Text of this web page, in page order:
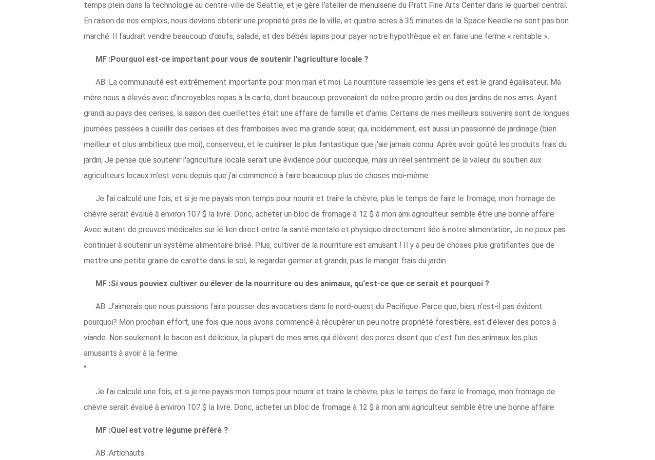
temps plein dans la technologie au centre-ville de Seattle, et je gère l'atelier de menuiserie du Pratt Fine Arts Center dans le quartier central.
En raison de nos emplois, nous devions obtenir une propriété près de la ville, et quatre acres à 35 minutes de la Space Needle ne sont pas bon
marché. Il faudrait vendre beaucoup d'œufs, salade, et des bébés lapins pour payer notre hypothèque et en faire une ferme « rentable ».
MF :Pourquoi est-ce important pour vous de soutenir l'agriculture locale ?
AB :La communauté est extrêmement importante pour mon mari et moi. La nourriture rassemble les gens et est le grand égalisateur. Ma
mère nous a élevés avec d'incroyables repas à la carte, dont beaucoup provenaient de notre propre jardin ou des jardins de nos amis. Ayant
grandi au pays des cerises, la saison des cueillettes était une affaire de famille et d'amis. Certains de mes meilleurs souvenirs sont de longues
journées passées à cueillir des cerises et des framboises avec ma grande sœur, qui, incidemment, est aussi un passionné de jardinage (bien
meilleur et plus ambitieux que moi), conserveur, et le cuisinier le plus fantastique que j'aie jamais connu. Après avoir goûté les produits frais du
jardin, Je pense que soutenir l'agriculture locale serait une évidence pour quiconque, mais un réel sentiment de la valeur du soutien aux
agriculteurs locaux m'est venu depuis que j'ai commencé à faire beaucoup plus de choses moi-même.
Je l'ai calculé une fois, et si je me payais mon temps pour nourrir et traire la chèvre, plus le temps de faire le fromage, mon fromage de
chèvre serait évalué à environ 107 $ la livre. Donc, acheter un bloc de fromage à 12 $ à mon ami agriculteur semble être une bonne affaire.
Avec autant de preuves médicales sur le lien direct entre la santé mentale et physique directement liée à notre alimentation, Je ne peux pas
continuer à soutenir un système alimentaire brisé. Plus, cultiver de la nourriture est amusant ! Il y a peu de choses plus gratifiantes que de
mettre une petite graine de carotte dans le sol, le regarder germer et grandir, puis le manger frais du jardin.
MF :Si vous pouviez cultiver ou élever de la nourriture ou des animaux, qu'est-ce que ce serait et pourquoi ?
AB :J'aimerais que nous puissions faire pousser des avocatiers dans le nord-ouest du Pacifique. Parce que, bien, n'est-il pas évident
pourquoi? Mon prochain effort, une fois que nous avons commencé à récupérer un peu notre propriété forestière, est d'élever des porcs à
viande. Non seulement le bacon est délicieux, la plupart de mes amis qui élèvent des porcs disent que c'est l'un des animaux les plus
amusants à avoir à la ferme.
"
Je l'ai calculé une fois, et si je me payais mon temps pour nourrir et traire la chèvre, plus le temps de faire le fromage, mon fromage de
chèvre serait évalué à environ 107 $ la livre. Donc, acheter un bloc de fromage à 12 $ à mon ami agriculteur semble être une bonne affaire.
MF :Quel est votre légume préféré ?
AB :Artichauts.